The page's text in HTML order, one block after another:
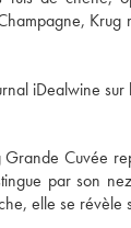
Krug
iDealwine sur
Cuvée
par son
elle se